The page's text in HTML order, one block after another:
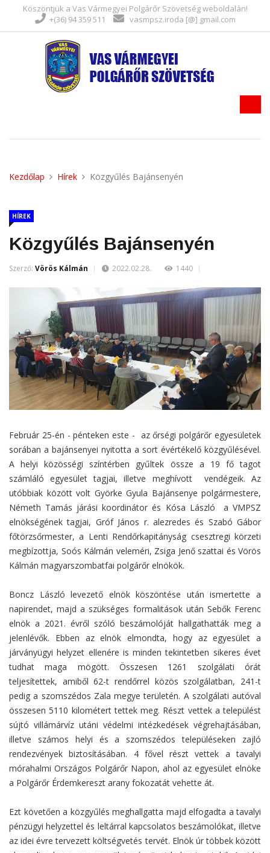
Köszöntjük a Vas Vármegyei Polgárőr Szövetség weboldalán!
+(36) 94 359 511
vasmpsz.iroda [@] gmail.com
Kezdőlap Hírek Közgyűlés Bajánsenyén
HÍREK
Közgyűlés Bajánsenyén
Szerző: Vörös Kálmán 2022.02.28. 1440
Február 25-én - pénteken este - az őrségi polgárőr egyesületek
sorában a bajánsenyei nyitotta a sort évértékelő közgyűlésével.
A helyi közösségi színtérben gyűltek össze a 19 fő tagot
számláló egyesület tagjai, illetve meghívott vendégeik. Az
utóbbiak között volt Györke Gyula Bajánsenye polgármestere,
Németh Tamás járási koordinátor és Kósa László a VMPSZ
elnökségének tagjai, Gróf János r. alezredes és Szabó Gábor
főtörzsőrmester, a Lenti Rendőrkapitányság csesztregi körzeti
megbízottja, Soós Kálmán veleméri, Zsiga Jenő szattai és Vörös
Kálmán magyarszombatfai polgárőr elnökök.
Boncz László levezető elnök köszöntése után ismertette a
napirendet, majd a szükséges formalitások után Sebők Ferenc
elnök a 2021. évről szóló beszámolóját hallgathatták meg a
jelenlévők. Ebben az elnök elmondta, hogy az egyesület a
járványügyi helyzet ellenére is minden tekintetben sikeres évet
tudhat maga mögött. Összesen 1261 szolgálati órát
teljesítettek, amiből 62-t rendőrrel közös szolgálatban, 241-t
pedig a szomszédos Zala megye területén. A szolgálati autóval
összesen 5110 kilométert tettek meg. Részt vettek a települést
sújtó villámárvíz utáni védelmi intézkedések végrehajtásában,
illetve számos helyi és a szomszédos településeken zajló
rendezvények biztosításában. 4 fővel részt vettek a tavalyi
mórahalmi Országos Polgárőr Napon, ahol az egyesület elnöke
a Polgárőr Érdemkereszt arany fokozatát vehette át.
Ezt követően a közgyűlés meghallgatta majd elfogadta a tavalyi
pénzügyi helyzettel és leltárral kapcsolatos beszámolókat, illetve
az idei évre tervezett költségvetés tervét. Elnök úr többek között